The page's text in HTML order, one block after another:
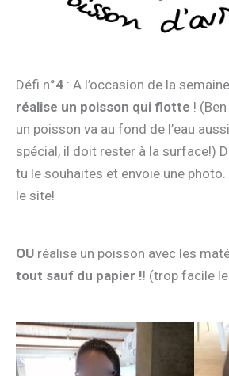
Défi n°4 : A l’occasion de la
réalise un poisson qui flotte !
un poisson va au fond de l’eau
spécial, il doit rester à la surface!)
tu le souhaites et envoie une
le site!
OU réalise un poisson avec les
tout sauf du papier !! (trop facile